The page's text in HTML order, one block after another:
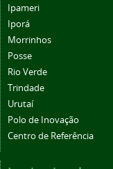
Ipameri
Iporá
Morrinhos
Posse
Rio Verde
Trindade
Urutaí
Polo de Inovação
Centro de Referência